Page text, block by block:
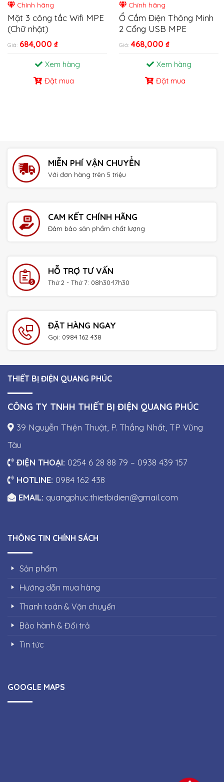
Chính hãng
Mặt 3 công tắc Wifi MPE
(Chữ nhật)
Giá: 684,000 ₫
Xem hàng
Đặt mua
Chính hãng
Ổ Cắm Điện Thông Minh
2 Cổng USB MPE
Giá: 468,000 ₫
Xem hàng
Đặt mua
MIỄN PHÍ VẬN CHUYỂN
Với đơn hàng trên 5 triệu
CAM KẾT CHÍNH HÃNG
Đảm bảo sản phẩm chất lượng
HỖ TRỢ TƯ VẤN
Thứ 2 - Thứ 7: 08h30-17h30
ĐẶT HÀNG NGAY
Gọi: 0984 162 438
THIẾT BỊ ĐIỆN QUANG PHÚC
CÔNG TY TNHH THIẾT BỊ ĐIỆN QUANG PHÚC
39 Nguyễn Thiện Thuật, P. Thắng Nhất, TP Vũng
Tàu
ĐIỆN THOẠI: 0254 6 28 88 79 – 0938 439 157
HOTLINE: 0984 162 438
EMAIL: quangphuc.thietbidien@gmail.com
THÔNG TIN CHÍNH SÁCH
Sản phẩm
Hướng dẫn mua hàng
Thanh toán & Vận chuyển
Bảo hành & Đổi trả
Tin tức
GOOGLE MAPS